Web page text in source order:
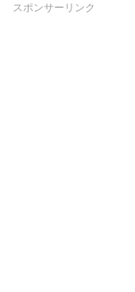
スポンサーリンク